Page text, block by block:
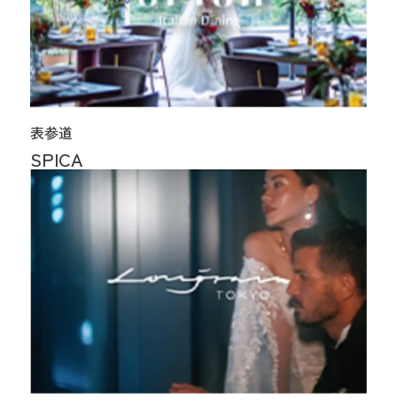
表参道
SPICA